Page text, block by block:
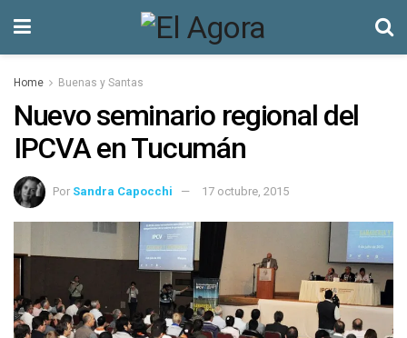
Home Buenas y Santas
Nuevo seminario regional del
IPCVA en Tucumán
Por Sandra Capocchi 17 octubre, 2015